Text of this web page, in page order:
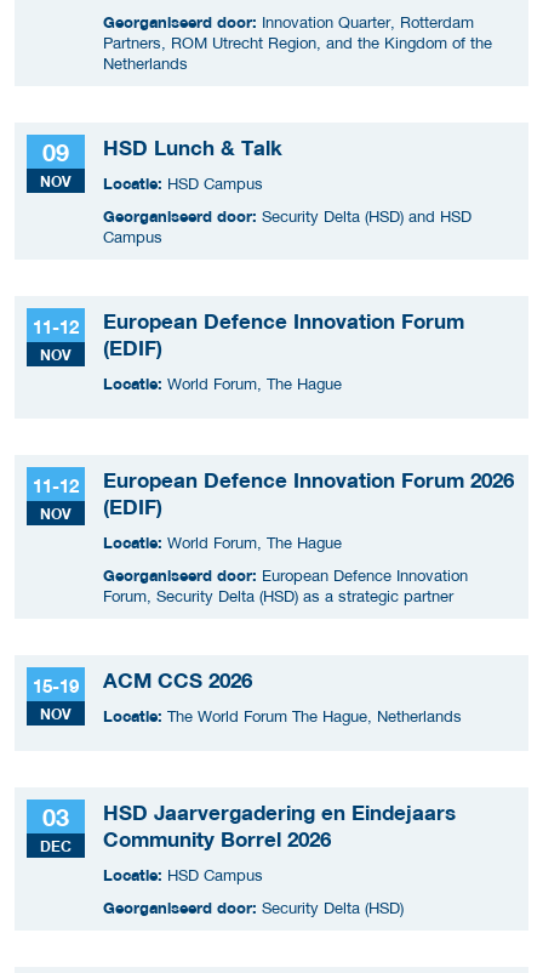
Georganiseerd door: Innovation Quarter, Rotterdam
Partners, ROM Utrecht Region, and the Kingdom of the
Netherlands
09
NOV
HSD Lunch & Talk
Locatie: HSD Campus
Georganiseerd door: Security Delta (HSD) and HSD
Campus
11-12
NOV
European Defence Innovation Forum
(EDIF)
Locatie: World Forum, The Hague
11-12
NOV
European Defence Innovation Forum 2026
(EDIF)
Locatie: World Forum, The Hague
Georganiseerd door: European Defence Innovation
Forum, Security Delta (HSD) as a strategic partner
15-19
NOV
ACM CCS 2026
Locatie: The World Forum The Hague, Netherlands
03
DEC
HSD Jaarvergadering en Eindejaars
Community Borrel 2026
Locatie: HSD Campus
Georganiseerd door: Security Delta (HSD)